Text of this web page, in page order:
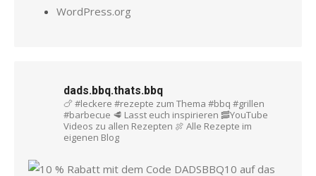
WordPress.org
dads.bbq.thats.bbq
🍗 #leckere #rezepte zum Thema #bbq #grillen
#barbecue 🥩 Lasst euch inspirieren 🥓YouTube
Videos zu allen Rezepten 🍖 Alle Rezepte im
eigenen Blog